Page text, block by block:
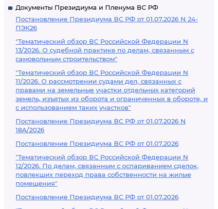
Документы Президиума и Пленума ВС РФ
Постановление Президиума ВС РФ от 01.07.2026 N 24-
ПЭК26
"Тематический обзор ВС Российской Федерации N
13/2026. О судебной практике по делам, связанным с
самовольным строительством"
"Тематический обзор ВС Российской Федерации N
11/2026. О рассмотрении судами дел, связанных с
правами на земельные участки отдельных категорий
земель, изъятых из оборота и ограниченных в обороте, и
с использованием таких участков"
Постановление Президиума ВС РФ от 01.07.2026 N
18А/2026
Постановление Президиума ВС РФ от 01.07.2026
"Тематический обзор ВС Российской Федерации N
12/2026. По делам, связанным с оспариванием сделок,
повлекших переход права собственности на жилые
помещения"
Постановление Президиума ВС РФ от 01.07.2026